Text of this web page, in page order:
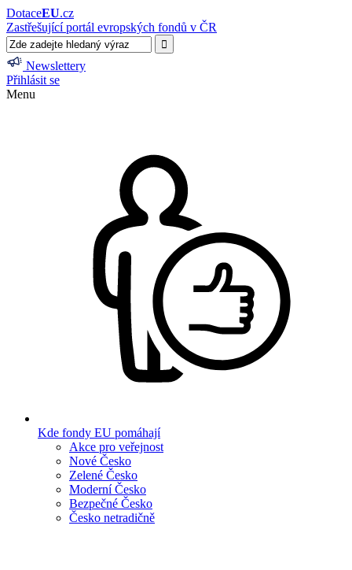
DotaceEU.cz
Zastřešující portál evropských fondů v ČR
Newslettery
Přihlásit se
Menu
Kde fondy EU pomáhají
Akce pro veřejnost
Nové Česko
Zelené Česko
Moderní Česko
Bezpečné Česko
Česko netradičně